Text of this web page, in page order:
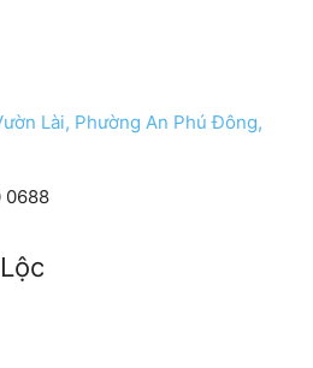
Lài, Phường An Phú Đông,
0688